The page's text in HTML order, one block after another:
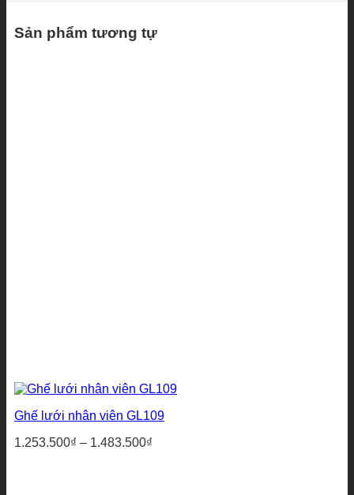
Sản phẩm tương tự
Ghế lưới nhân viên GL109
1.253.500₫ – 1.483.500₫